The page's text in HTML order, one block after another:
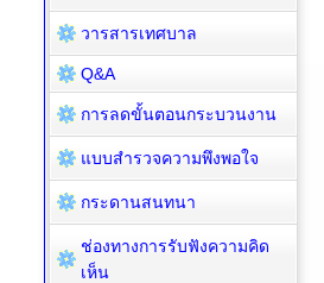
วารสารเทศบาล
Q&A
การลดขั้นตอนกระบวนงาน
แบบสำรวจความพึงพอใจ
กระดานสนทนา
ช่องทางการรับฟังความคิด
เห็น